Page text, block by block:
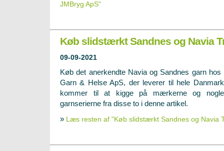
JMBryg ApS"
Køb slidstærkt Sandnes og Navia
09-09-2021
Køb det anerkendte Navia og Sandnes garn hos
Garn & Helse ApS, der leverer til hele
kommer til at kigge på mærkerne og
garnserierne fra disse to i denne artikel.
» Læs resten af "Køb slidstærkt Sandnes og Navia